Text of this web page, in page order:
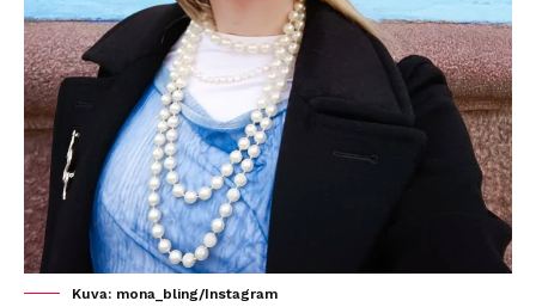
Kuva: mona_bling/Instagram